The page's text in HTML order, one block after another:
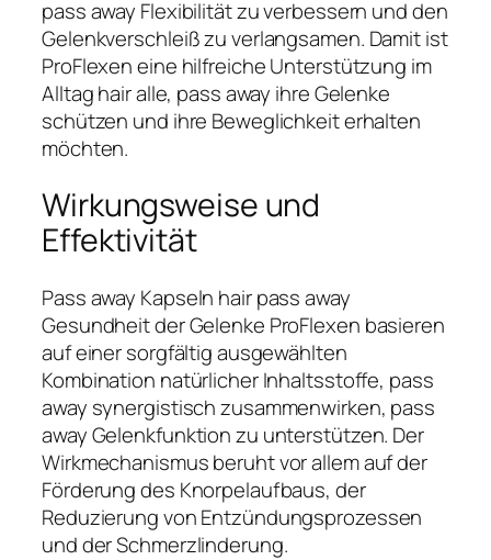
pass away Flexibilität zu verbessern und den
Gelenkverschleiß zu verlangsamen. Damit ist
ProFlexen eine hilfreiche Unterstützung im
Alltag hair alle, pass away ihre Gelenke
schützen und ihre Beweglichkeit erhalten
möchten.
Wirkungsweise und
Effektivität
Pass away Kapseln hair pass away
Gesundheit der Gelenke ProFlexen basieren
auf einer sorgfältig ausgewählten
Kombination natürlicher Inhaltsstoffe, pass
away synergistisch zusammenwirken, pass
away Gelenkfunktion zu unterstützen. Der
Wirkmechanismus beruht vor allem auf der
Förderung des Knorpelaufbaus, der
Reduzierung von Entzündungsprozessen
und der Schmerzlinderung.